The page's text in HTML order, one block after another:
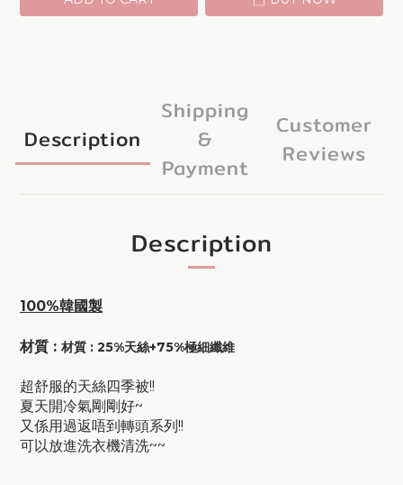
Description
Shipping
&
Payment
Customer
Reviews
Description
100%韓國製
材質 : 材質 : 25%天絲+75%極細纖維
超舒服的天絲四季被!!
夏天開冷氣剛剛好~
又係用過返唔到轉頭系列!!
可以放進洗衣機清洗~~